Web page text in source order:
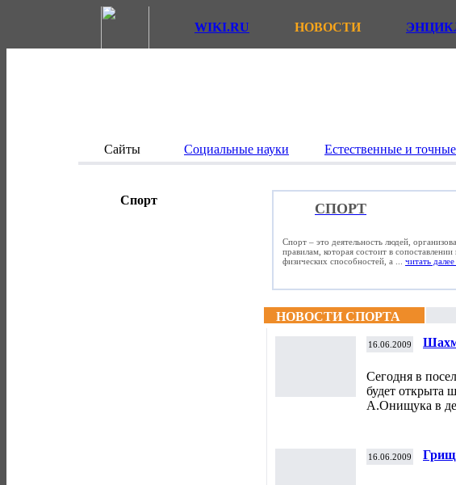
WIKI.RU НОВОСТИ
Сайты Социальные науки Естественные и
Спорт
СПОРТ
Спорт – это деятельность людей,
правилам, которая состоит в
физических способностей, а ... читать далее
НОВОСТИ СПОРТА
16.06.2009
Сегодня в
будет открыта
А.Онищука в
16.06.2009